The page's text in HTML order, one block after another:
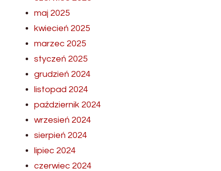
maj 2025
kwiecień 2025
marzec 2025
styczeń 2025
grudzień 2024
listopad 2024
październik 2024
wrzesień 2024
sierpień 2024
lipiec 2024
czerwiec 2024